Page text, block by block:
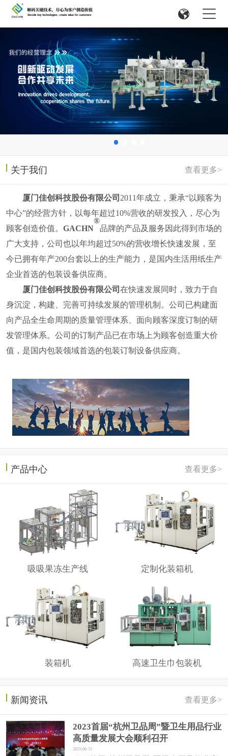
关于我们 查看更多>
厦门佳创科技股份有限公司 2011年成立， 秉承“以顾客为
中心”的经营方针，以每年超过10%营收的研发投入，尽心为
顾客创造价值。 GACHN
®
品牌的产品及服务因此得到市场的
广大支持，公司也以年均超过50%的营收增长快速发展，至
今已拥有年产200台套以上的生产能力，是国内生活用纸生产
企业首选的包装设备供应商。
厦门佳创科技股份有限公司 在快速发展同时，致力于自
身沉淀，构建、完善可持续发展的管理机制。公司已构建面
向产品全生命周期的质量管理体系、面向顾客深度订制的研
发管理体系。公司的订制产品已在市场上为顾客创造重大价
值， 是国内包装领域首选的包装订制设备供应商。
产品中心 查看更多>
吸吸果冻生产线 定制化装箱机
装箱机 高速卫生巾包装机
新闻资讯 查看更多>
2023首届“杭州卫品周”暨卫生用品行业
高质量发展大会顺利召开
2023-06-15